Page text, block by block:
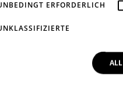
ERFORDERLICH